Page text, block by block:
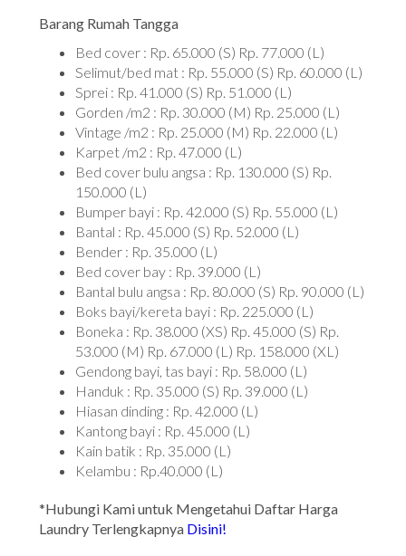
Barang Rumah Tangga
Bed cover : Rp. 65.000 (S) Rp. 77.000 (L)
Selimut/bed mat : Rp. 55.000 (S) Rp. 60.000 (L)
Sprei : Rp. 41.000 (S) Rp. 51.000 (L)
Gorden /m2 : Rp. 30.000 (M) Rp. 25.000 (L)
Vintage /m2 : Rp. 25.000 (M) Rp. 22.000 (L)
Karpet /m2 : Rp. 47.000 (L)
Bed cover bulu angsa : Rp. 130.000 (S) Rp.
150.000 (L)
Bumper bayi : Rp. 42.000 (S) Rp. 55.000 (L)
Bantal : Rp. 45.000 (S) Rp. 52.000 (L)
Bender : Rp. 35.000 (L)
Bed cover bay : Rp. 39.000 (L)
Bantal bulu angsa : Rp. 80.000 (S) Rp. 90.000 (L)
Boks bayi/kereta bayi : Rp. 225.000 (L)
Boneka : Rp. 38.000 (XS) Rp. 45.000 (S) Rp.
53.000 (M) Rp. 67.000 (L) Rp. 158.000 (XL)
Gendong bayi, tas bayi : Rp. 58.000 (L)
Handuk : Rp. 35.000 (S) Rp. 39.000 (L)
Hiasan dinding : Rp. 42.000 (L)
Kantong bayi : Rp. 45.000 (L)
Kain batik : Rp. 35.000 (L)
Kelambu : Rp.40.000 (L)
*Hubungi Kami untuk Mengetahui Daftar Harga
Laundry Terlengkapnya Disini!